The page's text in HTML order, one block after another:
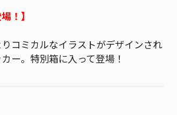
！】
りコミカルなイラストがデザインされ
ー。特別箱に入って登場！